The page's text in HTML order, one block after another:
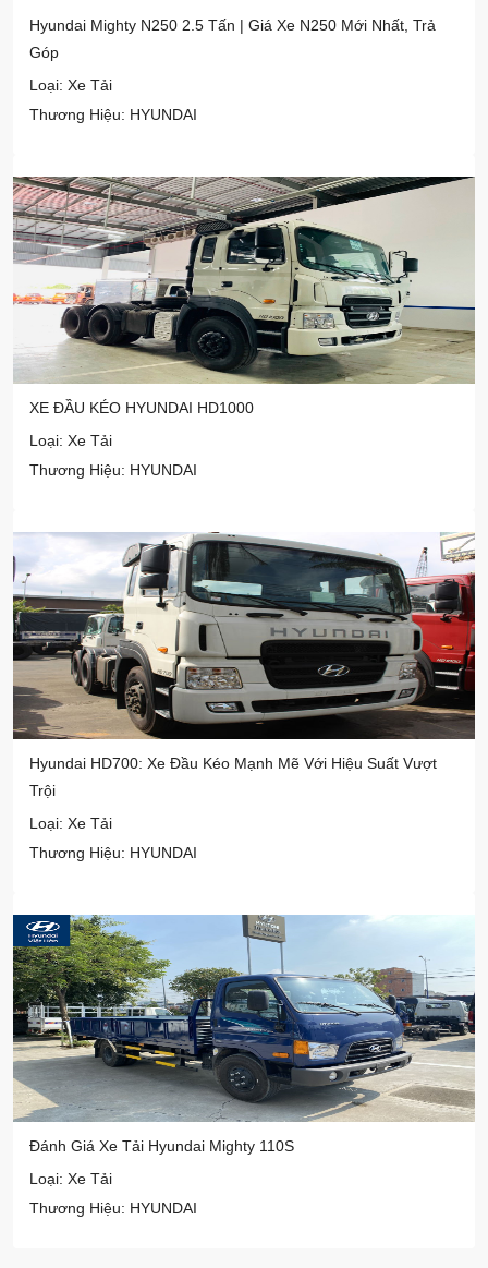
Hyundai Mighty N250 2.5 Tấn | Giá Xe N250 Mới Nhất, Trả
Góp
Loại: Xe Tải
Thương Hiệu: HYUNDAI
XE ĐẦU KÉO HYUNDAI HD1000
Loại: Xe Tải
Thương Hiệu: HYUNDAI
Hyundai HD700: Xe Đầu Kéo Mạnh Mẽ Với Hiệu Suất Vượt
Trội
Loại: Xe Tải
Thương Hiệu: HYUNDAI
Đánh Giá Xe Tải Hyundai Mighty 110S
Loại: Xe Tải
Thương Hiệu: HYUNDAI